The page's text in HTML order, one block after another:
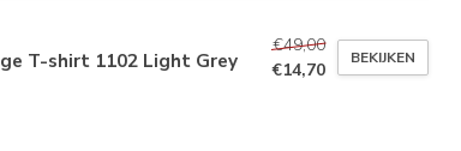
T-shirt 1102 Light Grey
€49,00
€14,70
BEKIJKEN